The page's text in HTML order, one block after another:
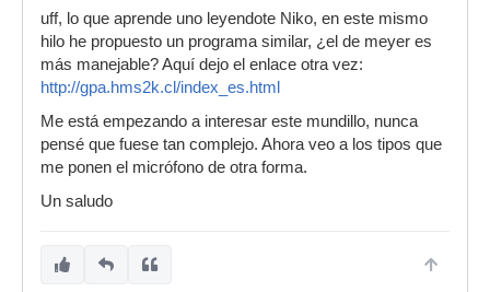
uff, lo que aprende uno leyendote Niko, en este mismo
hilo he propuesto un programa similar, ¿el de meyer es
más manejable? Aquí dejo el enlace otra vez:
http://gpa.hms2k.cl/index_es.html
Me está empezando a interesar este mundillo, nunca
pensé que fuese tan complejo. Ahora veo a los tipos que
me ponen el micrófono de otra forma.
Un saludo